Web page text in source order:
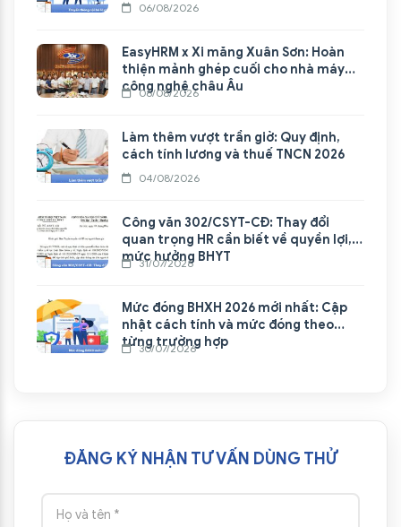
06/08/2026
EasyHRM x Xi măng Xuân Sơn: Hoàn
thiện mảnh ghép cuối cho nhà máy
công nghệ châu Âu
06/08/2026
Làm thêm vượt trần giờ: Quy định,
cách tính lương và thuế TNCN 2026
04/08/2026
Công văn 302/CSYT-CĐ: Thay đổi
quan trọng HR cần biết về quyền lợi,
mức hưởng BHYT
31/07/2026
Mức đóng BHXH 2026 mới nhất: Cập
nhật cách tính và mức đóng theo
từng trường hợp
30/07/2026
ĐĂNG KÝ NHẬN TƯ VẤN DÙNG THỬ